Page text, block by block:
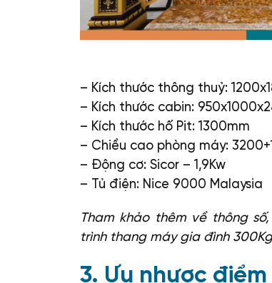
– Kích thước thông thuỷ:
– Kích thước cabin:
– Kích thước hố Pit: 1300mm
– Chiều cao phòng máy:
– Động cơ: Sicor – 1,9Kw
– Tủ điện: Nice 9000 Malaysia
Tham khảo thêm về thông
trình thang máy gia đình 300Kg
3. Ưu nhược